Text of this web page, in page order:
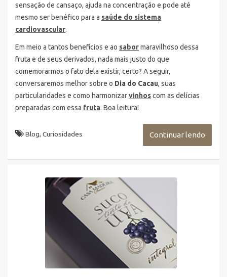
sensação de cansaço, ajuda na concentração e pode até
mesmo ser benéfico para a saúde do sistema
cardiovascular.
Em meio a tantos benefícios e ao sabormaravilhoso dessa
fruta e de seus derivados, nada mais justo do que
comemorarmos o fato dela existir, certo? A seguir,
conversaremos melhor sobre o Dia do Cacau, suas
particularidades e como harmonizarvinhoscom as delícias
preparadas com essa fruta. Boa leitura!
Continuar lendo
Blog, Curiosidades